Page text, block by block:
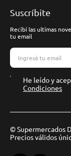
Suscríbite
Recibí las ultimas
tu email
He leído y
Condiciones
© Supermercados
Precios válidos